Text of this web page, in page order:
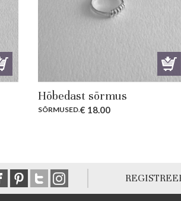
Hõbedast sõrmus
SÕRMUSED.€ 18.00